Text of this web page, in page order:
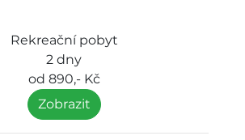
Rekreační pobyt
2 dny
od 890,- Kč
Zobrazit